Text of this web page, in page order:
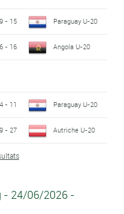
- 15 Paraguay U-20
- 16 Angola U-20
- 11 Paraguay U-20
- 27 Autriche U-20
- 24/06/2026 -